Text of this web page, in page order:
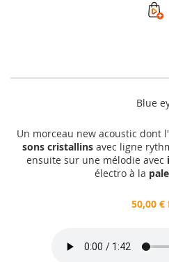
Blue
Un morceau new acoustic dont
sons cristallins avec ligne
ensuite sur une mélodie avec
électro à la
50,00 €